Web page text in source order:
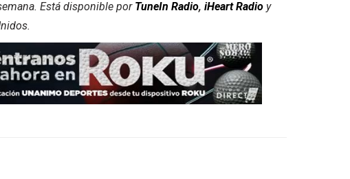
Está disponible por TuneIn Radio, iHeart Radio y